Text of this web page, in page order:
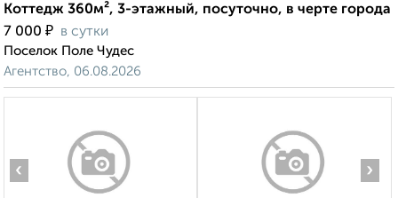
Коттедж 360м², 3-этажный, посуточно, в черте города
7 000 ₽ в сутки
Поселок Поле Чудес
Агентство, 06.08.2026
‹ ›